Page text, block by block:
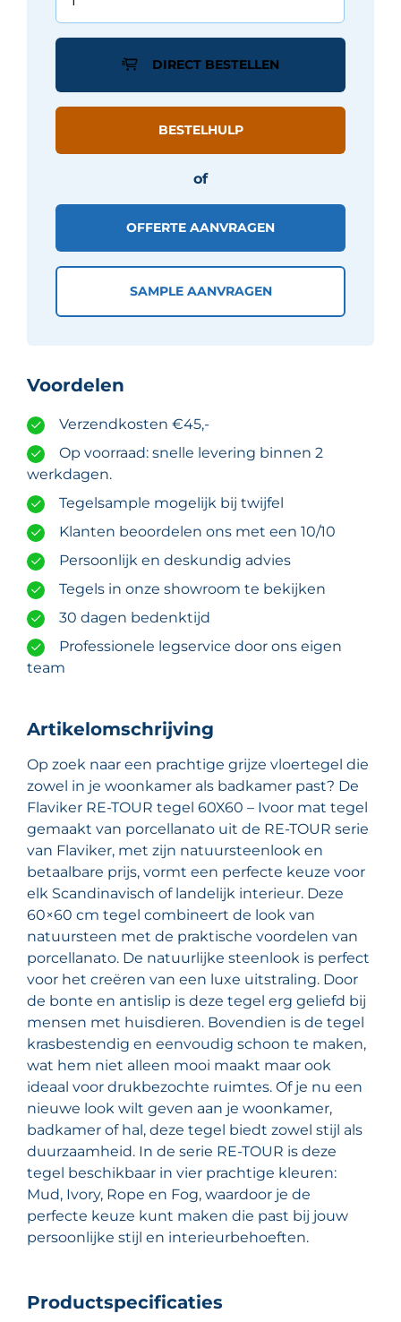
RE-
cm
DIRECT BESTELLEN
BESTELHULP
of
OFFERTE AANVRAGEN
SAMPLE AANVRAGEN
Artikelomschrijving
Op zoek naar een prachtige grijze vloertegel die
zowel in je woonkamer als badkamer past? De
Flaviker RE-TOUR tegel 60X60 – Ivoor mat tegel
gemaakt van porcellanato uit de RE-TOUR serie
van Flaviker, met zijn natuursteenlook en
betaalbare prijs, vormt een perfecte keuze voor
elk Scandinavisch of landelijk interieur. Deze
60×60 cm tegel combineert de look van
natuursteen met de praktische voordelen van
porcellanato. De natuurlijke steenlook is perfect
voor het creëren van een luxe uitstraling. Door
de bonte en antislip is deze tegel erg geliefd bij
mensen met huisdieren. Bovendien is de tegel
krasbestendig en eenvoudig schoon te maken,
wat hem niet alleen mooi maakt maar ook
ideaal voor drukbezochte ruimtes. Of je nu een
nieuwe look wilt geven aan je woonkamer,
badkamer of hal, deze tegel biedt zowel stijl als
duurzaamheid. In de serie RE-TOUR is deze
tegel beschikbaar in vier prachtige kleuren:
Mud, Ivory, Rope en Fog, waardoor je de
perfecte keuze kunt maken die past bij jouw
persoonlijke stijl en interieurbehoeften.
Voordelen
Verzendkosten €45,-
Op voorraad: snelle levering binnen 2
werkdagen.
Tegelsample mogelijk bij twijfel
Klanten beoordelen ons met een 10/10
Persoonlijk en deskundig advies
Tegels in onze showroom te bekijken
30 dagen bedenktijd
Professionele legservice door ons eigen
team
Productspecificaties